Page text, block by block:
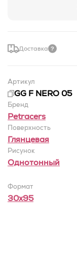
Доставка
Артикул
GG F NERO 05
Бренд
Petracers
Поверхность
Глянцевая
Рисунок
Однотонный
Формат
30x95